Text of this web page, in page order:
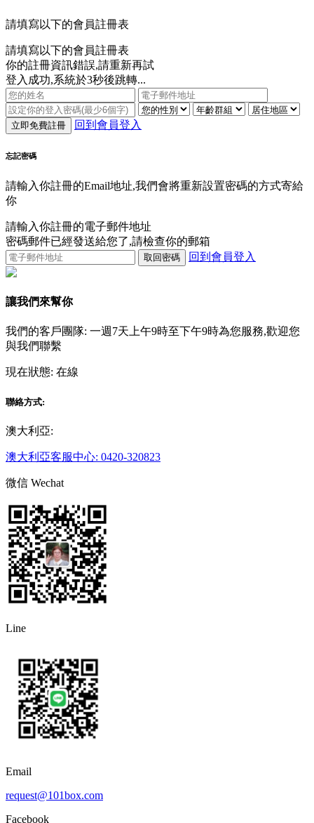
請填寫以下的會員註冊表
請填寫以下的會員註冊表
你的註冊資訊錯誤,請重新再試
登入成功,系統於3秒後跳轉...
立即免費註冊 回到會員登入
忘記密碼
請輸入你註冊的Email地址,我們會將重新設置密碼的方式寄給
你
請輸入你註冊的電子郵件地址
密碼郵件已經發送給您了,請檢查你的郵箱
取回密碼 回到會員登入
讓我們來幫你
我們的客戶團隊: 一週7天上午9時至下午9時為您服務,歡迎您
與我們聯繫
現在狀態: 在線
聯絡方式:
澳大利亞:
澳大利亞客服中心: 0420-320823
微信 Wechat
Line
Email
request@101box.com
Facebook